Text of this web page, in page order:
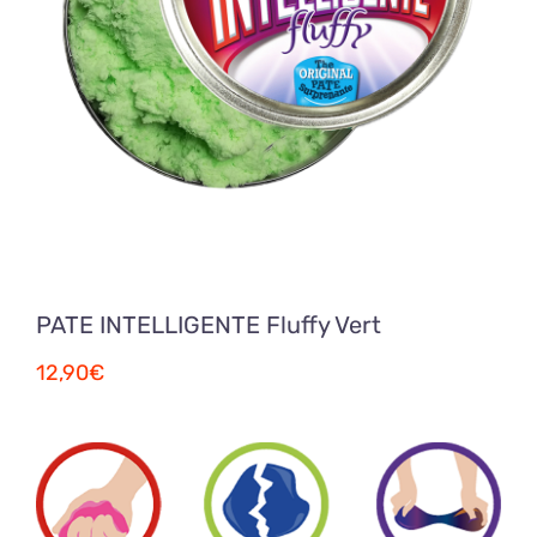
PATE INTELLIGENTE Fluffy Vert
12,90€